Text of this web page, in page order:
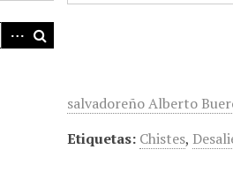
salvadoreño Alberto
Etiquetas: Chistes,